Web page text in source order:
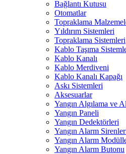
Bağlantı Kutusu
Otomatlar
Topraklama
Yıldırım Sistemleri
Topraklama Sistemleri
Kablo Taşıma
Kablo Kanalı
Kablo Merdiveni
Kablo Kanalı Kapağı
Askı Sistemleri
Aksesuarlar
Yangın Algılama ve
Yangın Paneli
Yangın Dedektörleri
Yangın Alarm
Yangın Alarm
Yangın Alarm Butonu